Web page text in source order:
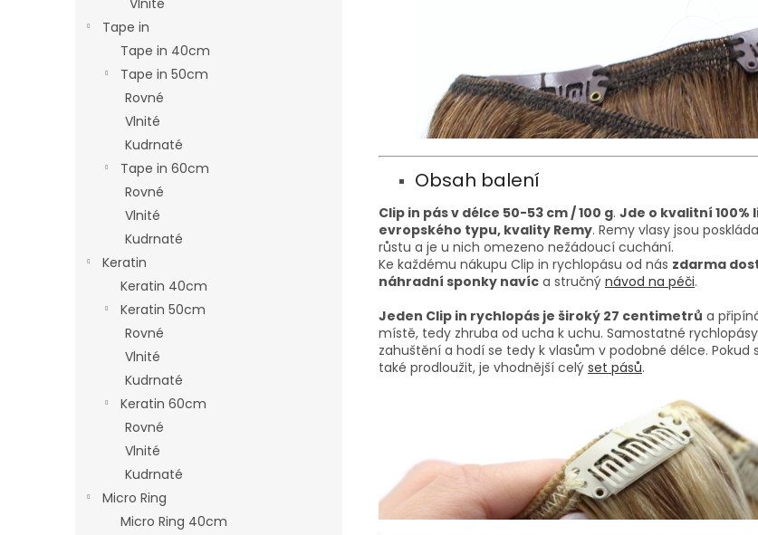
Vlnité
Tape in
Tape in 40cm
Tape in 50cm
Rovné
Vlnité
Kudrnaté
Tape in 60cm
Rovné
Vlnité
Kudrnaté
Keratin
Keratin 40cm
Keratin 50cm
Rovné
Vlnité
Kudrnaté
Keratin 60cm
Rovné
Vlnité
Kudrnaté
Micro Ring
Micro Ring 40cm
Obsah balení
Clip in pás v délce 50-53 cm / 100 g. Jde o kvalitní 100%
evropského typu, kvality Remy. Remy vlasy jsou
růstu a je u nich omezeno nežádoucí cuchání.
Ke každému nákupu Clip in rychlopásu od nás zdarma
náhradní sponky navíc a stručný návod na péči.
Jeden Clip in rychlopás je široký 27 centimetrů a
místě, tedy zhruba od ucha k uchu. Samostatné
zahuštění a hodí se tedy k vlasům v podobné délce. Pokud
také prodloužit, je vhodnější celý set pásů.